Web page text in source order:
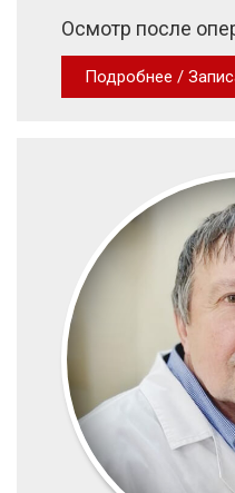
Осмотр после
Подробнее /